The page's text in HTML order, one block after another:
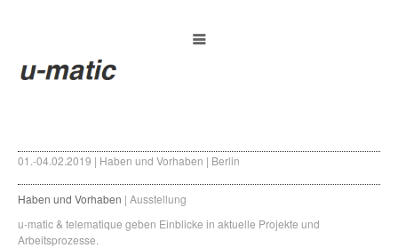
01.-04.02.2019 | Haben und Vorhaben | Berlin
Haben und Vorhaben | Ausstellung
u-matic & telematique geben Einblicke in aktuelle Projekte und
Arbeitsprozesse.